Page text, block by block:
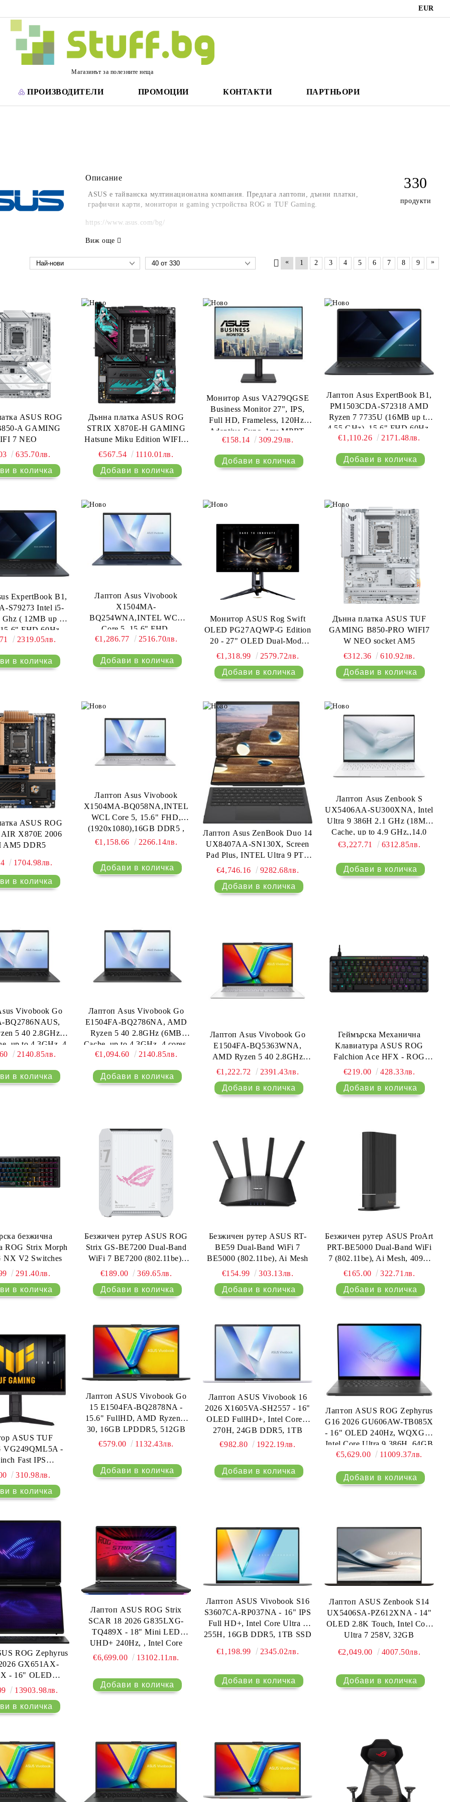
EUR
Магазинът за полезните неща
ПРОИЗВОДИТЕЛИ ПРОМОЦИИ КОНТАКТИ ПАРТНЬОРИ
Описание
ASUS е тайванска мултинационална компания. Предлага лаптопи, дънни платки,
графични карти, монитори и gaming устройства ROG и TUF Gaming.
https://www.asus.com/bg/
Виж още
330
продукти
« 1 2 3 4 5 6 7 8 9 »
ASUS ROG
A GAMING
7 NEO
635.70лв.
Дънна платка ASUS ROG
STRIX X870E-H GAMING
Hatsune Miku Edition WIFI 7
AM5 DDR5
€567.54 1110.01лв.
Монитор Asus VA279QGSE
Business Monitor 27", IPS,
Full HD, Frameless, 120Hz,
Adaptive-Sync, 1ms MPRT,
HDMI, DisplayPort, VGA,
Low Blue Light, Flicker Free,
Ergonomic Design, Wall
€158.14 309.29лв.
Лаптоп Asus ExpertBook B1,
PM1503CDA-S72318 AMD
Ryzen 7 7735U (16MB up to
4.55 GHz), 15,6" FHD 60Hz,
16GB DRR5, 512GB SSD,
Gentle Grey
€1,110.26 2171.48лв.
ExpertBook B1,
S79273 Intel i5-
Ghz ( 12MB up to
FHD 60Hz,
512GB SSD,
Grey
2319.05лв.
Лаптоп Asus Vivobook
X1504MA-
BQ254WNA,INTEL WCL
Core 5, 15.6" FHD,
(1920x1080),16GB DDR5 ,
with Num-key,Windows 11,
€1,286.77 2516.70лв.
Монитор ASUS Rog Swift
OLED PG27AQWP-G Edition
20 - 27" OLED Dual-Mode
(QHD - 540Hz, HD - 720Hz),
€1,318.99 2579.72лв.
Дънна платка ASUS TUF
GAMING B850-PRO WIFI7
W NEO socket AM5
€312.36
610.92лв.
ASUS ROG
X870E 2006
AM5 DDR5
1704.98лв.
Лаптоп Asus Vivobook
X1504MA-BQ058NA,INTEL
WCL Core 5, 15.6" FHD,
(1920x1080),16GB DDR5 ,
SSD 512GB, Chiclet Keyboard
Silver, no adapter, US
international
€1,158.66 2266.14лв.
Лаптоп Asus ZenBook Duo 14
UX8407AA-SN130X, Screen
Pad Plus, INTEL Ultra 9 PTL
U9-H484 (16C) 14" OLED,
16:10Touch, 32GB, 2TB SSD,
€4,746.16 9282.68лв.
Лаптоп Asus Zenbook S
UX5406AA-SU300XNA, Intel
Ultra 9 386H 2.1 GHz (18MB
Cache, up to 4.9 GHz,,14.0
OLED WQXGA+(WQ+)
1100nits) Glare , 120Hz, Glare
, 32GB LPDDR5X on
€3,227.71 6312.85лв.
Vivobook Go
BQ2786NAUS,
5 40 2.8GHz
up to 4.3GHz, 4
(on
Radeon
,Chiclet
2140.85лв.
Лаптоп Asus Vivobook Go
E1504FA-BQ2786NA, AMD
Ryzen 5 40 2.8GHz (6MB
Cache, up to 4.3GHz, 4 cores,
8 Threads),16GB (on bd)
AMD Radeon Graphics,Backlit
,Chiclet Keyboard, No OS,
€1,094.60 2140.85лв.
Лаптоп Asus Vivobook Go
E1504FA-BQ5363WNA,
AMD Ryzen 5 40 2.8GHz
(6MB Cache, up to 4.3GHz, 4
(1920x1080),16GB (on
€1,222.72 2391.43лв.
Геймърска Механична
Клавиатура ASUS ROG
Falchion Ace HFX - ROG
HFX Magnetic Switch
€219.00 428.33лв.
безжична
ROG Strix Morph
NX V2 Switches
291.40лв.
Безжичен рутер ASUS ROG
Strix GS-BE7200 Dual-Band
WiFi 7 BE7200 (802.11be),
4K-QAM
€189.00 369.65лв.
Безжичен рутер ASUS RT-
BE59 Dual-Band WiFi 7
BE5000 (802.11be), Ai Mesh
€154.99
303.13лв.
Безжичен рутер ASUS ProArt
PRT-BE5000 Dual-Band WiFi
7 (802.11be), Ai Mesh, 4096-
QAM
€165.00 322.71лв.
ASUS TUF
VG249QML5A -
Fast IPS
240Hz,
310.98лв.
Лаптоп ASUS Vivobook Go
15 E1504FA-BQ2878NA -
15.6" FullHD, AMD Ryzen 3
30, 16GB LPDDR5, 512GB
SSD, Free OS
€579.00 1132.43лв.
Лаптоп ASUS Vivobook 16
2026 X1605VA-SH2557 - 16"
OLED FullHD+, Intel Core 9
270H, 24GB DDR5, 1TB
SSD, Free OS
€982.80 1922.19лв.
Лаптоп ASUS ROG Zephyrus
G16 2026 GU606AW-TB085X
- 16" OLED 240Hz, WQXGA,
Intel Core Ultra 9 386H, 64GB
LPDDR5X, 2TB SSD, RTX
Pro
€5,629.00 11009.37лв.
ROG Zephyrus
GX651AX-
- 16" OLED
120Hz, 2.8K,
2TB SSD, RTX
13903.98лв.
Лаптоп ASUS ROG Strix
SCAR 18 2026 G835LXG-
TQ489X - 18" Mini LED
UHD+ 240Hz, , Intel Core
Ultra 9 290HX, 64GB DDR5,
€6,699.00 13102.11лв.
Лаптоп ASUS Vivobook S16
S3607CA-RP037NA - 16" IPS
Full HD+, Intel Core Ultra 7
255H, 16GB DDR5, 1TB SSD
- Сребрист
€1,198.99 2345.02лв.
Лаптоп ASUS Zenbook S14
UX5406SA-PZ612XNA - 14"
OLED 2.8K Touch, Intel Core
Ultra 7 258V, 32GB
Pro
€2,049.00 4007.50лв.